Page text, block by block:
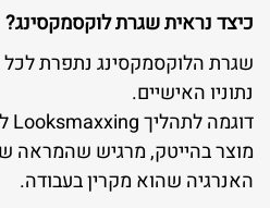
כיצד נראית שגרת לוקסמקסינג?
שגרת הלוקסמקסינג נתפרת
נתוניו האישיים.
מוצר בהייטק, מרגיש שהמראה
האנרגיה שהוא מקרין בעבודה.